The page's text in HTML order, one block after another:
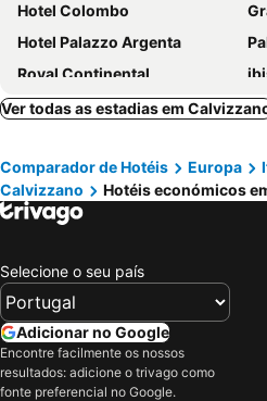
Hotel Colombo
Hotel Palazzo Argenta
Royal Continental
Smart Hotel Napoli
Hotel Eden
CX Naples Centrale
American Hotel
Hotel Vergilius Billia
Royal Art H Duomo - Napoli Centro, by ClaPa Group
Smart Station Hotel
BW Signature Collection Hotel Paradiso
UNA Hotels Napoli
Ver todas as estadias em
Comparador de Hotéis Europa
Calvizzano
Hotéis económicos
Selecione o seu país
Adicionar no Google
Encontre facilmente os nossos
resultados: adicione o trivago como
fonte preferencial no Google.